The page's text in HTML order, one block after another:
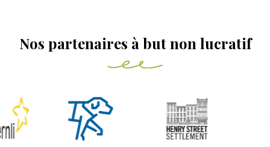
Nos partenaires à but non lucratif